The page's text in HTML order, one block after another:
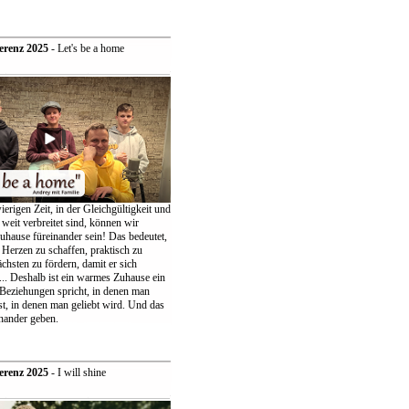
2025- Let's be a home
Zeit, in der Gleichgültigkeit und
verbreitet sind, können wir
füreinander sein! Das bedeutet,
zu schaffen, praktisch zu
zu fördern, damit er sich
Deshalb ist ein warmes Zuhause ein
spricht, in denen man
in denen man geliebt wird. Und das
geben.
2025- I will shine